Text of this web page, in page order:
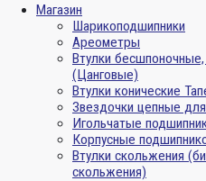
Магазин
Шарикоподшипники
Ареометры
Втулки
(Цанговые)
Втулки конические
Звездочки цепные
Игольчатые
Корпусные
Втулки скольжения
скольжения)